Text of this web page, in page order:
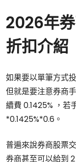
2026年
折扣介紹
如果要以單筆方式
但就是要注意券商
續費 0.1425% ，若
*0.1425%*0.6。
普遍來說券商股票
券商甚至可以給到